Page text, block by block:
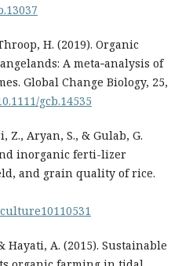
H. (2019). Organic
A meta‐analysis of
Global Change Biology, 25,
gcb.14535
Z., Aryan, S., & Gulab, G.
inorganic ferti-lizer
and grain quality of rice.
Hayati, A. (2015). Sustainable